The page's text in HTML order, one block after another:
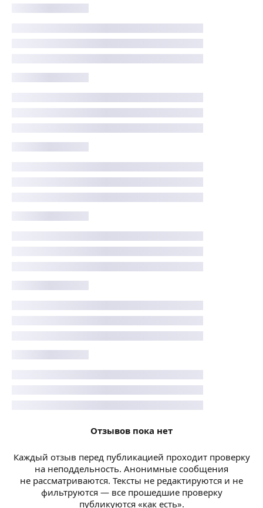
Отзывов пока нет
Каждый отзыв перед публикацией проходит проверку
на неподдельность. Анонимные сообщения
не рассматриваются. Тексты не редактируются и не
фильтруются — все прошедшие проверку
публикуются «как есть».